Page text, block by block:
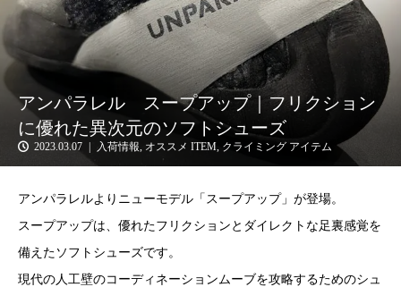
アンパラレル スープアップ｜フリクション
に優れた異次元のソフトシューズ
2023.03.07 入荷情報, オススメ ITEM, クライミング アイテム
アンパラレルよりニューモデル「スープアップ」が登場。
スープアップは、優れたフリクションとダイレクトな足裏感覚を
備えたソフトシューズです。
現代の人工壁のコーディネーションムーブを攻略するためのシュ